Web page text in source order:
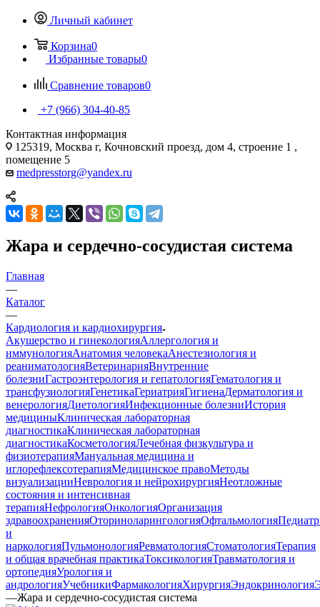
Личный кабинет
Корзина0
Избранные товары0
Сравнение товаров0
+7 (966) 304-40-85
Контактная информация
125319, Москва г, Кочновский проезд, дом 4, строение 1 ,
помещение 5
medpresstorg@yandex.ru
Жара и сердечно-сосудистая система
Главная
—
Каталог
—
Кардиология и кардиохирургия
Акушерство и гинекологияАллергология и
иммунологияАнатомия человекаАнестезиология и
реаниматологияВетеринарияВнутренние
болезниГастроэнтерология и гепатологияГематология и
трансфузиологияГенетикаГериатрияГигиенаДерматология и
венерологияДиетологияИнфекционные болезниИстория
медициныКлиническая лабораторная
диагностикаКлиническая лабораторная
диагностикаКосметологияЛечебная физкультура и
физиотерапияМануальная медицина и
иглорефлексотерапияМедицинское правоМетоды
визуализацииНеврология и нейрохирургияНеотложные
состояния и интенсивная
терапияНефрологияОнкологияОрганизация
здравоохраненияОториноларингологияОфтальмология
и
наркологияПульмонологияРевматологияСтоматологияТерапия
и общая врачебная практикаТоксикологияТравматология и
ортопедияУрология и
андрологияУчебникиФармакологияХирургияЭндокринология
—Жара и сердечно-сосудистая система